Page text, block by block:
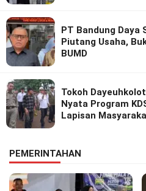
PT Bandung Daya
Piutang Usaha,
BUMD
Tokoh
Nyata Program
Lapisan
PEMERINTAHAN